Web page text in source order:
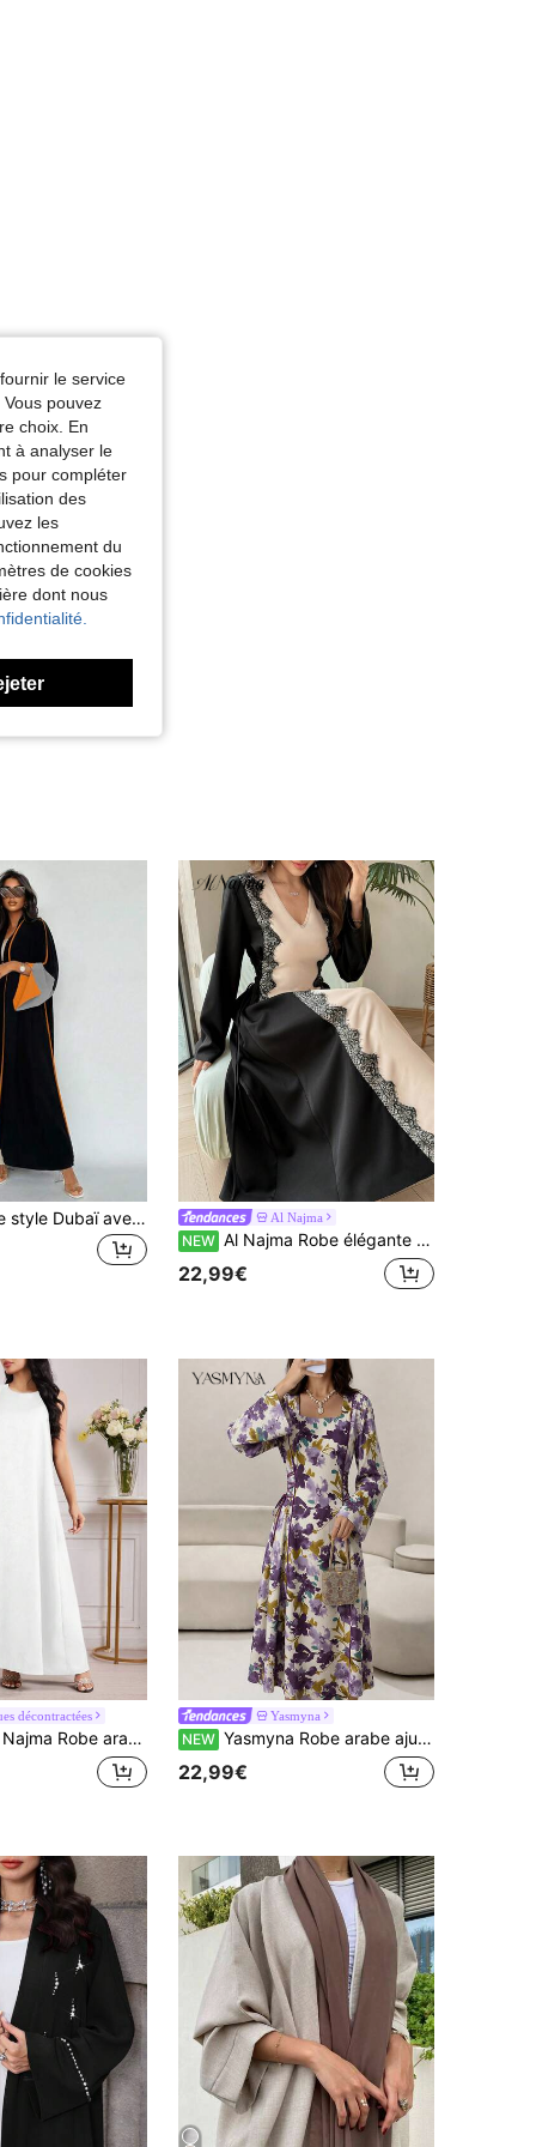
Noir, Taille: L
Noir, Taille: XS
Abaya ouverte style Dubaï avec bordure de couleur contrastée, cardigan long ample à manches évasées, tenue de festival et quotidienne pour le printemps et l'automne Al Najma
NEW Al Najma Robe élégante vintage pour femme avec bordure en dentelle, patchwork blocs de couleurs, nœud latéral et manches cloches, style musulman arabe
22,99€
décontractées
arabe pour femme à col rond et sans manches de couleur unie
Yasmyna
NEW Yasmyna Robe arabe ajustée élégante à col carré imprimée violette pour femmes
22,99€
le service
pouvez
choix. En
à analyser le
pour compléter
des
les
du
de cookies
dont nous